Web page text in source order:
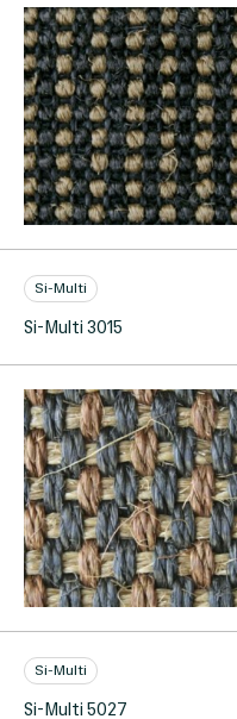
Si-Multi
Si-Multi 3015
Si-Multi
Si-Multi 5027